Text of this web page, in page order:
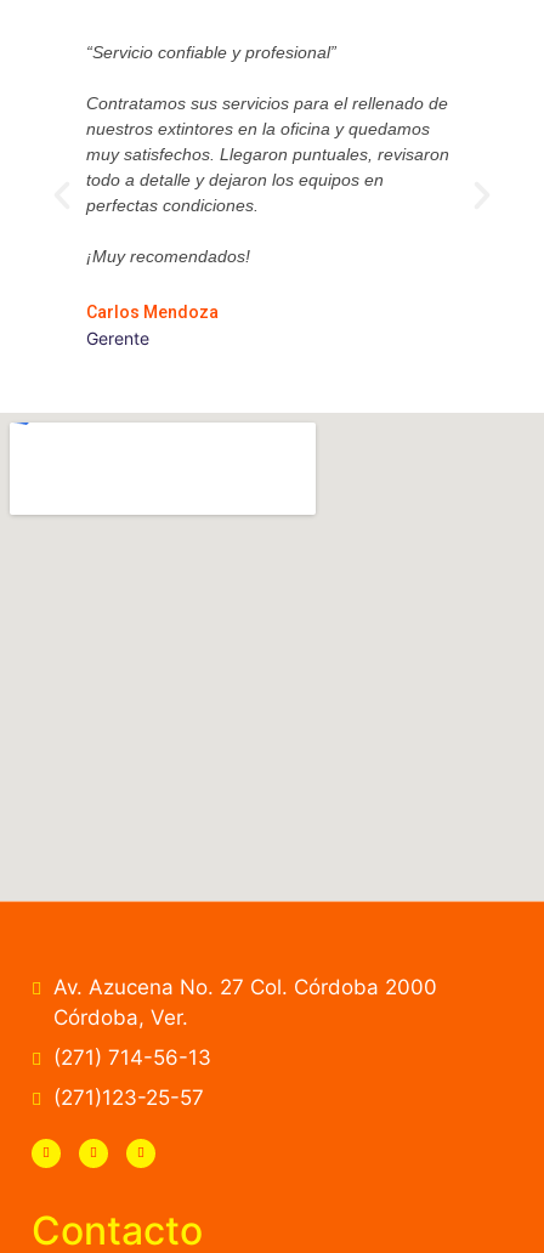
“Servicio confiable y profesional”
Contratamos sus servicios para el rellenado de
nuestros extintores en la oficina y quedamos
muy satisfechos. Llegaron puntuales, revisaron
todo a detalle y dejaron los equipos en
perfectas condiciones.
¡Muy recomendados!
Carlos Mendoza
Gerente
Av. Azucena No. 27 Col. Córdoba 2000
Córdoba, Ver.
(271) 714-56-13
(271)123-25-57
Contacto